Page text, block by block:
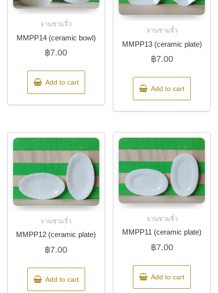
จานชามจิ๋ว
MMPP14 (ceramic bowl)
฿7.00
Add to cart
จานชามจิ๋ว
MMPP13 (ceramic plate)
฿7.00
Add to cart
จานชามจิ๋ว
MMPP12 (ceramic plate)
฿7.00
Add to cart
จานชามจิ๋ว
MMPP11 (ceramic plate)
฿7.00
Add to cart